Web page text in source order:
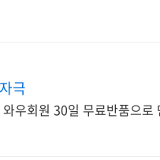
극
우회원 30일 무료반품으로